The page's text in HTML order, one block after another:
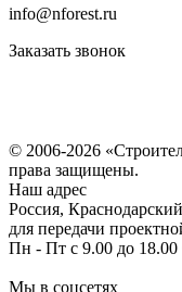
info@nforest.ru
Заказать звонок
© 2006-2026
права защищены.
Наш адрес
Россия,
для передачи
Пн - Пт с 9.00 до
Мы в соцсетях